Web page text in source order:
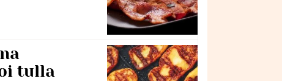
tulla